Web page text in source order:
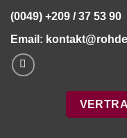
(0049) +209 / 37 53 90
Email: